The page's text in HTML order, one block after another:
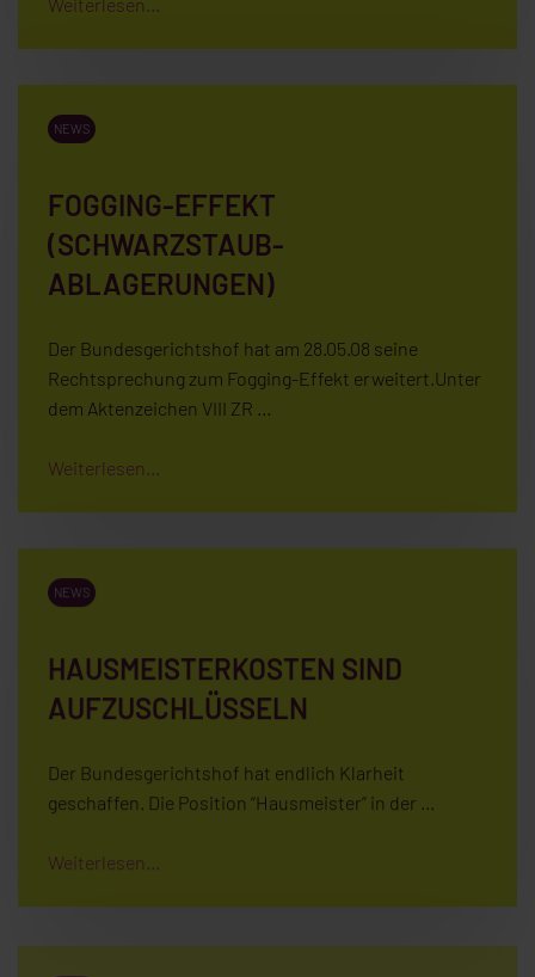
NEWS
FOGGING-EFFEKT
(SCHWARZSTAUB-
ABLAGERUNGEN)
Der Bundesgerichtshof hat am 28.05.08 seine
Rechtsprechung zum Fogging-Effekt erweitert.Unter
dem Aktenzeichen VIII ZR …
Weiterlesen...
NEWS
HAUSMEISTERKOSTEN SIND
AUFZUSCHLÜSSELN
Der Bundesgerichtshof hat endlich Klarheit
geschaffen. Die Position “Hausmeister” in der …
Weiterlesen...